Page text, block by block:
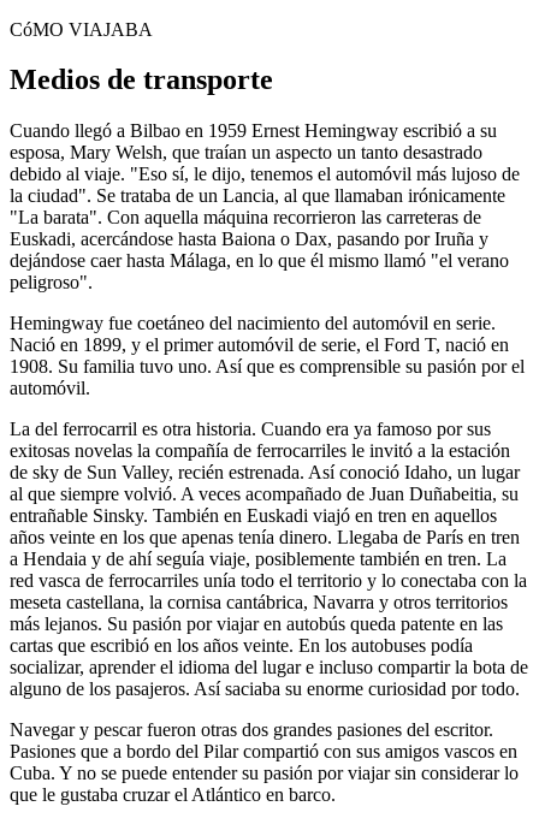
CóMO VIAJABA
Medios de transporte
Cuando llegó a Bilbao en 1959 Ernest Hemingway escribió a su
esposa, Mary Welsh, que traían un aspecto un tanto desastrado
debido al viaje. "Eso sí, le dijo, tenemos el automóvil más lujoso de
la ciudad". Se trataba de un Lancia, al que llamaban irónicamente
"La barata". Con aquella máquina recorrieron las carreteras de
Euskadi, acercándose hasta Baiona o Dax, pasando por Iruña y
dejándose caer hasta Málaga, en lo que él mismo llamó "el verano
peligroso".
Hemingway fue coetáneo del nacimiento del automóvil en serie.
Nació en 1899, y el primer automóvil de serie, el Ford T, nació en
1908. Su familia tuvo uno. Así que es comprensible su pasión por el
automóvil.
La del ferrocarril es otra historia. Cuando era ya famoso por sus
exitosas novelas la compañía de ferrocarriles le invitó a la estación
de sky de Sun Valley, recién estrenada. Así conoció Idaho, un lugar
al que siempre volvió. A veces acompañado de Juan Duñabeitia, su
entrañable Sinsky. También en Euskadi viajó en tren en aquellos
años veinte en los que apenas tenía dinero. Llegaba de París en tren
a Hendaia y de ahí seguía viaje, posiblemente también en tren. La
red vasca de ferrocarriles unía todo el territorio y lo conectaba con la
meseta castellana, la cornisa cantábrica, Navarra y otros territorios
más lejanos. Su pasión por viajar en autobús queda patente en las
cartas que escribió en los años veinte. En los autobuses podía
socializar, aprender el idioma del lugar e incluso compartir la bota de
alguno de los pasajeros. Así saciaba su enorme curiosidad por todo.
Navegar y pescar fueron otras dos grandes pasiones del escritor.
Pasiones que a bordo del Pilar compartió con sus amigos vascos en
Cuba. Y no se puede entender su pasión por viajar sin considerar lo
que le gustaba cruzar el Atlántico en barco.